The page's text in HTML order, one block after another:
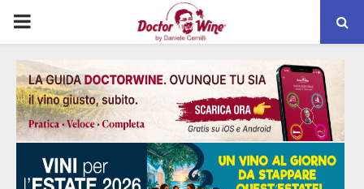
PRIMARY
MENU